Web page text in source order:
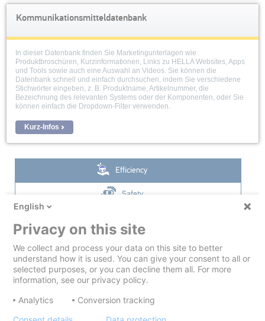
Kommunikationsmitteldatenbank
In dieser Datenbank finden Sie Marketingunterlagen wie
Produktbroschüren, Kurzinformationen, Links zu HELLA Websites, Apps
und Tools sowie auch eine Auswahl an Videos. Sie können die
Datenbank schnell und einfach durchsuchen, indem Sie verschiedene
Stichwörter eingeben, z. B. Produktname, Artikelnummer, die
Bezeichnung des relevanten Systems oder der Komponenten, oder Sie
können einfach die Dropdown-Filter verwenden.
Kurz-Infos